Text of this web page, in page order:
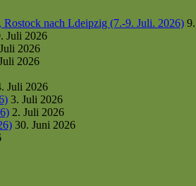
nach Ldeipzig (7.-9. Juli. 2026)
Juli 2026
2026
2026
Juli 2026
3. Juli 2026
2. Juli 2026
30. Juni 2026